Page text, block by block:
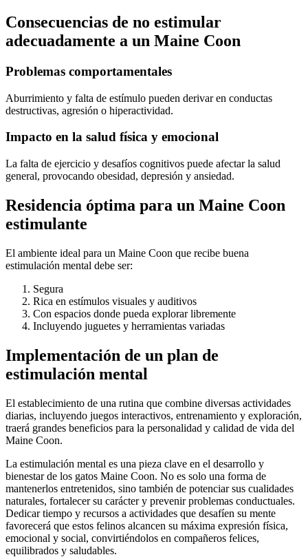
Consecuencias de no estimular
adecuadamente a un Maine Coon
Problemas comportamentales
Aburrimiento y falta de estímulo pueden derivar en conductas
destructivas, agresión o hiperactividad.
Impacto en la salud física y emocional
La falta de ejercicio y desafíos cognitivos puede afectar la salud
general, provocando obesidad, depresión y ansiedad.
Residencia óptima para un Maine Coon
estimulante
El ambiente ideal para un Maine Coon que recibe buena
estimulación mental debe ser:
Segura
Rica en estímulos visuales y auditivos
Con espacios donde pueda explorar libremente
Incluyendo juguetes y herramientas variadas
Implementación de un plan de
estimulación mental
El establecimiento de una rutina que combine diversas actividades
diarias, incluyendo juegos interactivos, entrenamiento y exploración,
traerá grandes beneficios para la personalidad y calidad de vida del
Maine Coon.
La estimulación mental es una pieza clave en el desarrollo y
bienestar de los gatos Maine Coon. No es solo una forma de
mantenerlos entretenidos, sino también de potenciar sus cualidades
naturales, fortalecer su carácter y prevenir problemas conductuales.
Dedicar tiempo y recursos a actividades que desafíen su mente
favorecerá que estos felinos alcancen su máxima expresión física,
emocional y social, convirtiéndolos en compañeros felices,
equilibrados y saludables.